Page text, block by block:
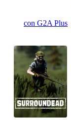
con G2A Plus